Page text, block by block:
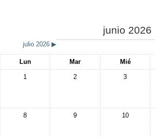
junio 2026
julio 2026 ▶
Lun Mar Mié
1 2 3
8 9 10